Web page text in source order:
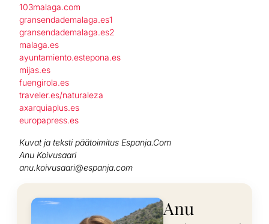
103malaga.com
gransendademalaga.es1
gransendademalaga.es2
malaga.es
ayuntamiento.estepona.es
mijas.es
fuengirola.es
traveler.es/naturaleza
axarquiaplus.es
europapress.es
Kuvat ja teksti päätoimitus Espanja.Com
Anu Koivusaari
anu.koivusaari@espanja.com
Anu